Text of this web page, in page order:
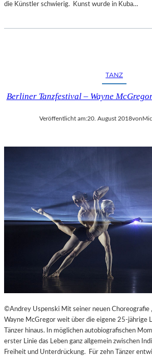
die Künstler schwierig. Kunst wurde in Kuba…
TANZ
Berliner Tanzfestival – Wayne
Veröffentlicht am:20. August 2018von
©Andrey Uspenski Mit seiner neuen Choreografie
Wayne McGregor weit über die eigene 25-jährige
Tänzer hinaus. In möglichen autobiografischen
erster Linie das Leben ganz allgemein zwischen
Freiheit und Unterdrückung. Für zehn Tänzer